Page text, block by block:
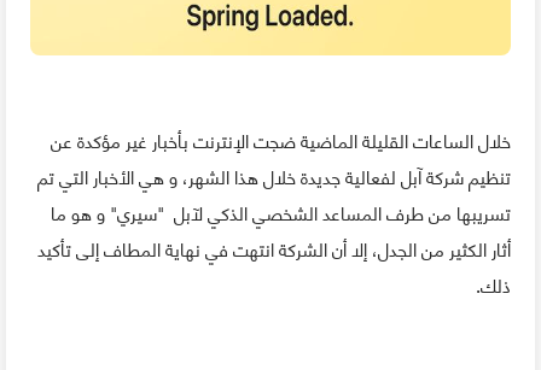
خلال الساعات القليلة الماضية ضجت الإنترنت بأخبار غير مؤكدة عن
تنظيم شركة آبل لفعالية جديدة خلال هذا الشهر، و هي الأخبار التي تم
تسريبها من طرف المساعد الشخصي الذكي لآبل "سيري" و هو ما
أثار الكثير من الجدل، إلا أن الشركة انتهت في نهاية المطاف إلى تأكيد
ذلك.